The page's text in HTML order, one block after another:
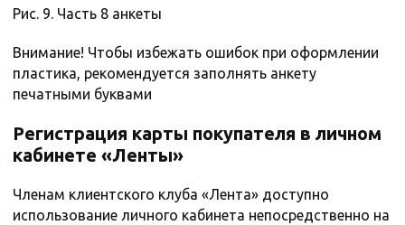
Рис. 9. Часть 8 анкеты
Внимание! Чтобы избежать ошибок при оформлении
пластика, рекомендуется заполнять анкету
печатными буквами
Регистрация карты покупателя в личном
кабинете «Ленты»
Членам клиентского клуба «Лента» доступно
использование личного кабинета непосредственно на